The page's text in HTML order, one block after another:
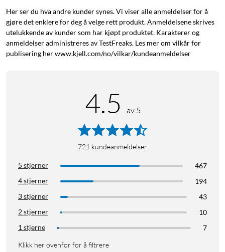
Her ser du hva andre kunder synes. Vi viser alle anmeldelser for å
gjøre det enklere for deg å velge rett produkt. Anmeldelsene skrives
utelukkende av kunder som har kjøpt produktet. Karakterer og
anmeldelser administreres av TestFreaks. Les mer om vilkår for
publisering her www.kjell.com/no/vilkar/kundeanmeldelser
4.5 av 5
721 kundeanmeldelser
5 stjerner
467
4 stjerner
194
3 stjerner
43
2 stjerner
10
1 stjerne
7
Klikk her ovenfor for å filtrere